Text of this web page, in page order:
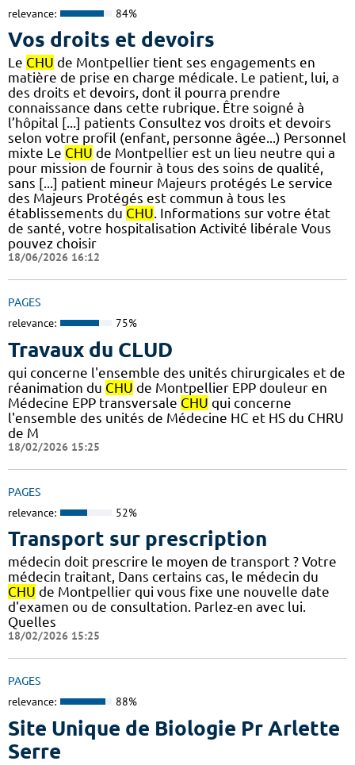
relevance: 84%
Vos droits et devoirs
Le CHU de Montpellier tient ses engagements en
matière de prise en charge médicale. Le patient, lui, a
des droits et devoirs, dont il pourra prendre
connaissance dans cette rubrique. Être soigné à
l’hôpital [...] patients Consultez vos droits et devoirs
selon votre profil (enfant, personne âgée...) Personnel
mixte Le CHU de Montpellier est un lieu neutre qui a
pour mission de fournir à tous des soins de qualité,
sans [...] patient mineur Majeurs protégés Le service
des Majeurs Protégés est commun à tous les
établissements du CHU. Informations sur votre état
de santé, votre hospitalisation Activité libérale Vous
pouvez choisir
18/06/2026 16:12
PAGES
relevance: 75%
Travaux du CLUD
qui concerne l'ensemble des unités chirurgicales et de
réanimation du CHU de Montpellier EPP douleur en
Médecine EPP transversale CHU qui concerne
l'ensemble des unités de Médecine HC et HS du CHRU
de M
18/02/2026 15:25
PAGES
relevance: 52%
Transport sur prescription
médecin doit prescrire le moyen de transport ? Votre
médecin traitant, Dans certains cas, le médecin du
CHU de Montpellier qui vous fixe une nouvelle date
d'examen ou de consultation. Parlez-en avec lui.
Quelles
18/02/2026 15:25
PAGES
relevance: 88%
Site Unique de Biologie Pr Arlette
Serre